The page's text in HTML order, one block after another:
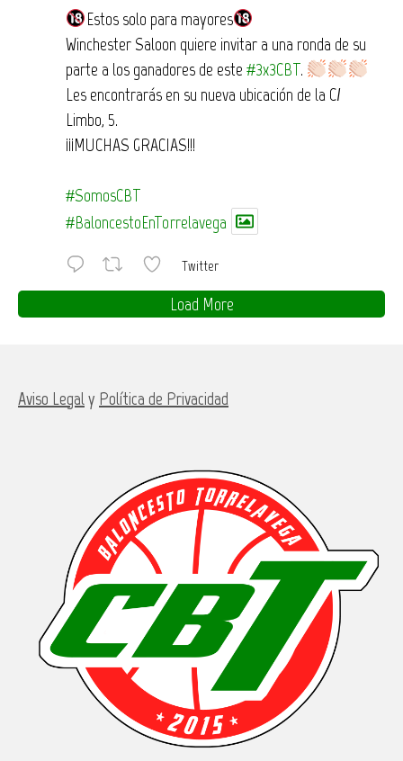
Estos solo para mayores
Winchester Saloon quiere invitar a una ronda de su
parte a los ganadores de este #3x3CBT.
Les encontrarás en su nueva ubicación de la C/
Limbo, 5.
¡¡¡MUCHAS GRACIAS!!!
#SomosCBT
#BaloncestoEnTorrelavega
Twitter
Load More
Aviso Legaly Política de Privacidad